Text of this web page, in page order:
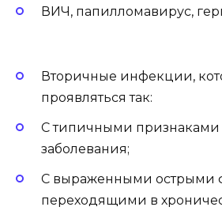
ВИЧ, папилломавирус,
Вторичные инфекции,
проявляться так:
С типичными признаками
заболевания;
С выраженными острыми
переходящими в